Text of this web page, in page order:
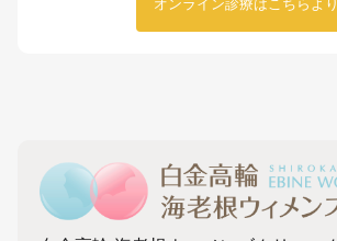
オンライン診療はこちらより